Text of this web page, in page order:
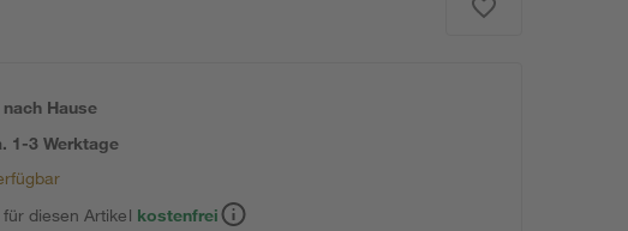
Hause
1-3 Werktage
diesen Artikel kostenfrei